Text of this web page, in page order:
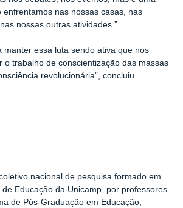
enfrentamos nas nossas casas, nas
nossas outras atividades.”
manter essa luta sendo ativa que nos
o trabalho de conscientização das massas
revolucionária”, concluiu.
nacional de pesquisa formado em
Educação da Unicamp, por professores
de Pós-Graduação em Educação,